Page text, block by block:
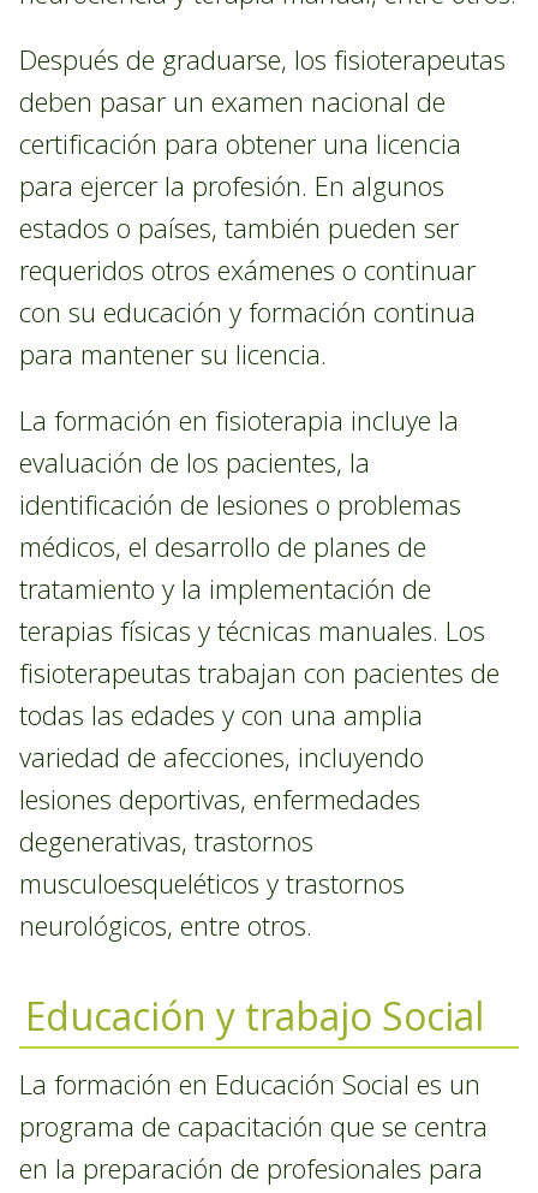
Después de graduarse, los fisioterapeutas
deben pasar un examen nacional de
certificación para obtener una licencia
para ejercer la profesión. En algunos
estados o países, también pueden ser
requeridos otros exámenes o continuar
con su educación y formación continua
para mantener su licencia.
La formación en fisioterapia incluye la
evaluación de los pacientes, la
identificación de lesiones o problemas
médicos, el desarrollo de planes de
tratamiento y la implementación de
terapias físicas y técnicas manuales. Los
fisioterapeutas trabajan con pacientes de
todas las edades y con una amplia
variedad de afecciones, incluyendo
lesiones deportivas, enfermedades
degenerativas, trastornos
musculoesqueléticos y trastornos
neurológicos, entre otros.
Educación y trabajo Social
La formación en Educación Social es un
programa de capacitación que se centra
en la preparación de profesionales para